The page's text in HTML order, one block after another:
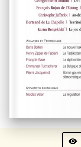
visibility